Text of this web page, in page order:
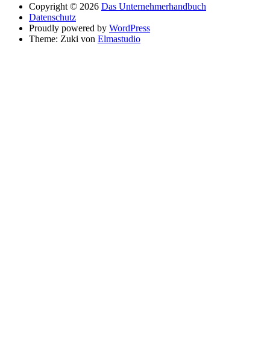
Copyright © 2026 Das Unternehmerhandbuch
Datenschutz
Proudly powered by WordPress
Theme: Zuki von Elmastudio